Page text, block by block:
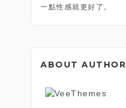
一點性感就更好了。
ABOUT AUTHOR